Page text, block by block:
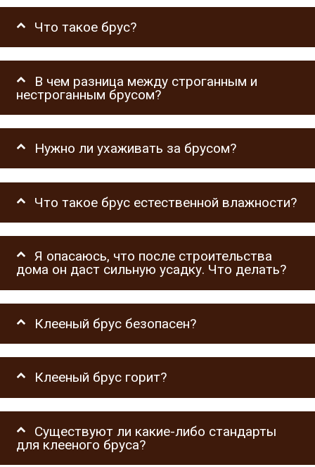
Что такое брус?
В чем разница между строганным и
нестроганным брусом?
Нужно ли ухаживать за брусом?
Что такое брус естественной влажности?
Я опасаюсь, что после строительства
дома он даст сильную усадку. Что делать?
Клееный брус безопасен?
Клееный брус горит?
Существуют ли какие-либо стандарты
для клееного бруса?